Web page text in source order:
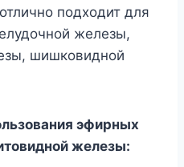
отлично подходит для
железы,
шишковидной
эфирных
железы: